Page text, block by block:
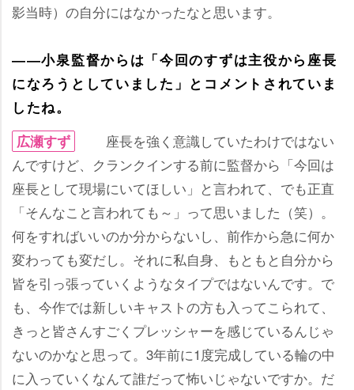
影当時）の自分にはなかったなと思います。
――小泉監督からは「今回のすずは主役から座長
になろうとしていました」とコメントされていま
したね。
広瀬すず
座長を強く意識していたわけではない
んですけど、クランクインする前に監督から「今回は
座長として現場にいてほしい」と言われて、でも正直
「そんなこと言われても～」って思いました（笑）。
何をすればいいのか分からないし、前作から急に何か
変わっても変だし。それに私自身、もともと自分から
皆を引っ張っていくようなタイプではないんです。で
も、今作では新しいキャストの方も入ってこられて、
きっと皆さんすごくプレッシャーを感じているんじゃ
ないのかなと思って。3年前に1度完成している輪の中
に入っていくなんて誰だって怖いじゃないですか。だ